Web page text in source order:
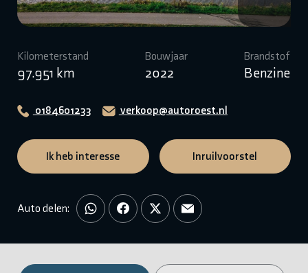
Kilometerstand
97.951 km
Bouwjaar
2022
Brandstof
Benzine
0184601233 verkoop@autoroest.nl
Ik heb interesse Inruilvoorstel
Auto delen: